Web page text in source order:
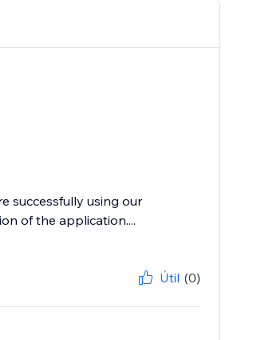
successfully using our
of the application....
Útil (0)